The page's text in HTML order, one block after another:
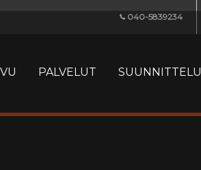
040-5839234
PALVELUT SUUNNITTELU